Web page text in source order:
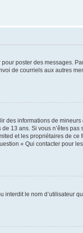
poster des messages.
de courriels aux autres
des informations de
13 ans. Si vous n’êtes
et les propriétaires de
« Qui contacter pour
interdit le nom d’utilisateur